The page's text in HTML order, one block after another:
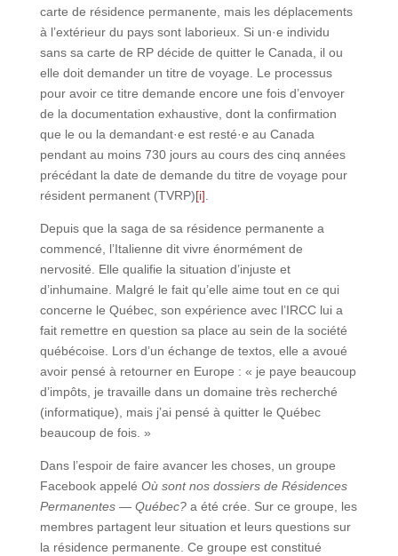
carte de résidence permanente, mais les déplacements
à l’extérieur du pays sont laborieux. Si un·e individu
sans sa carte de RP décide de quitter le Canada, il ou
elle doit demander un titre de voyage. Le processus
pour avoir ce titre demande encore une fois d’envoyer
de la documentation exhaustive, dont la confirmation
que le ou la demandant·e est resté·e au Canada
pendant au moins 730 jours au cours des cinq années
précédant la date de demande du titre de voyage pour
résident permanent (TVRP)[i]
Depuis que la saga de sa résidence permanente a
commencé, l’Italienne dit vivre énormément de
nervosité. Elle qualifie la situation d’injuste et
d’inhumaine. Malgré le fait qu’elle aime tout en ce qui
concerne le Québec, son expérience avec l’IRCC lui a
fait remettre en question sa place au sein de la société
québécoise. Lors d’un échange de textos, elle a avoué
avoir pensé à retourner en Europe : « je paye beaucoup
d’impôts, je travaille dans un domaine très recherché
(informatique), mais j’ai pensé à quitter le Québec
beaucoup de fois. »
Dans l’espoir de faire avancer les choses, un groupe
Facebook appelé Où sont nos dossiers de Résidences
Permanentes — Québec?a été crée. Sur ce groupe, les
membres partagent leur situation et leurs questions sur
la résidence permanente. Ce groupe est constitué